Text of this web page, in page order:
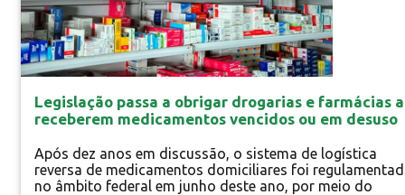
Legislação passa a obrigar drogarias e farmácias a
receberem medicamentos vencidos ou em desuso
Após dez anos em discussão, o sistema de logística
reversa de medicamentos domiciliares foi
no âmbito federal em junho deste ano, por meio do